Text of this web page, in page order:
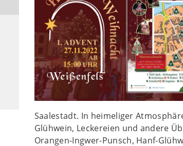
Saalestadt. In heimeliger
Glühwein, Leckereien und andere
Orangen-Ingwer-Punsch, Hanf-